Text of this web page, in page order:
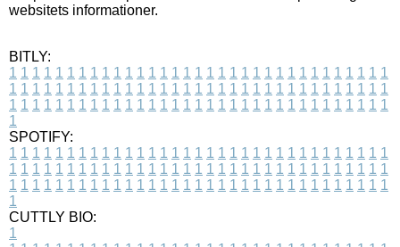
websitets informationer.
BITLY:
1 1 1 1 1 1 1 1 1 1 1 1 1 1 1 1 1 1 1 1 1 1 1 1 1 1 1 1 1 1 1 1 1
1 1 1 1 1 1 1 1 1 1 1 1 1 1 1 1 1 1 1 1 1 1 1 1 1 1 1 1 1 1 1 1 1
1 1 1 1 1 1 1 1 1 1 1 1 1 1 1 1 1 1 1 1 1 1 1 1 1 1 1 1 1 1 1 1 1
1
SPOTIFY:
1 1 1 1 1 1 1 1 1 1 1 1 1 1 1 1 1 1 1 1 1 1 1 1 1 1 1 1 1 1 1 1 1
1 1 1 1 1 1 1 1 1 1 1 1 1 1 1 1 1 1 1 1 1 1 1 1 1 1 1 1 1 1 1 1 1
1 1 1 1 1 1 1 1 1 1 1 1 1 1 1 1 1 1 1 1 1 1 1 1 1 1 1 1 1 1 1 1 1
1
CUTTLY BIO:
1